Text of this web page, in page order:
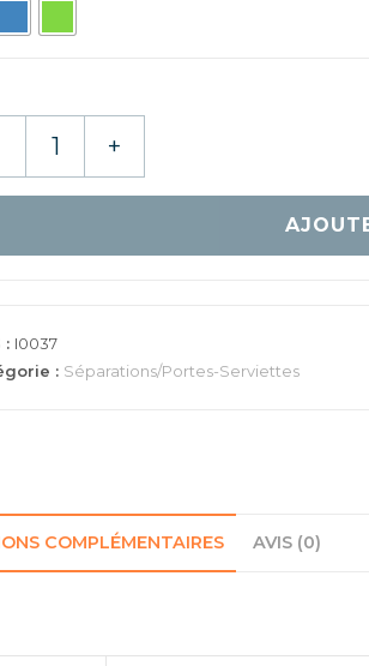
+
: I0037
: Séparations/Portes-Serviettes
COMPLÉMENTAIRES AVIS (0)